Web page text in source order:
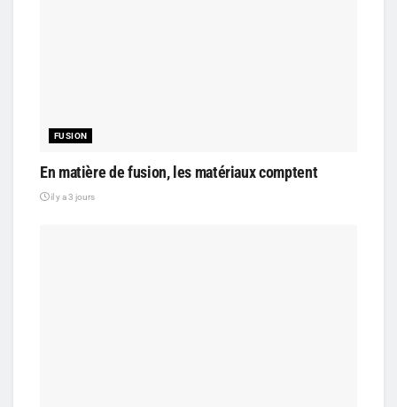
FUSION
En matière de fusion, les matériaux comptent
il y a 3 jours